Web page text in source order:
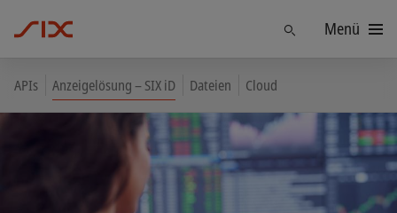
FindenMenü
APIs Anzeigelösung – SIX iD Dateien Cloud